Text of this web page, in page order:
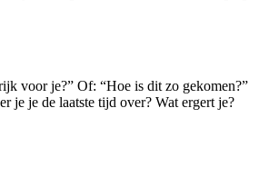
voor je?” Of: “Hoe is dit zo gekomen?”
je je de laatste tijd over? Wat ergert je?